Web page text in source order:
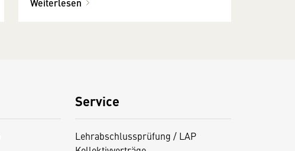
Service
Lehrabschlussprüfung / LAP